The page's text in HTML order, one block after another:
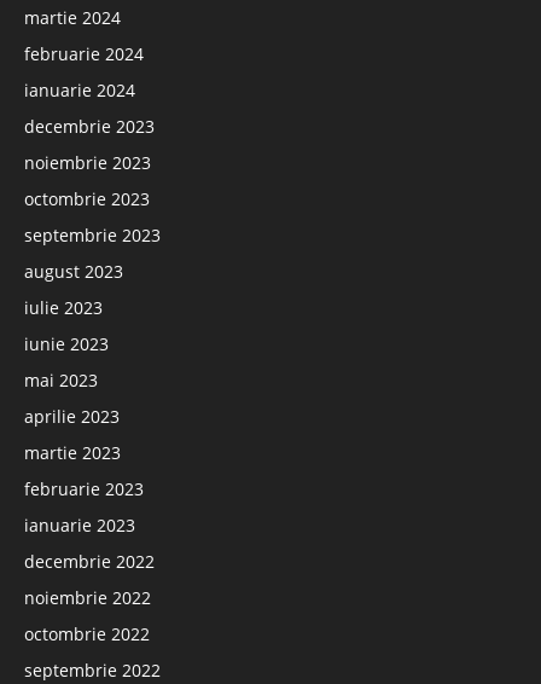
martie 2024
februarie 2024
ianuarie 2024
decembrie 2023
noiembrie 2023
octombrie 2023
septembrie 2023
august 2023
iulie 2023
iunie 2023
mai 2023
aprilie 2023
martie 2023
februarie 2023
ianuarie 2023
decembrie 2022
noiembrie 2022
octombrie 2022
septembrie 2022